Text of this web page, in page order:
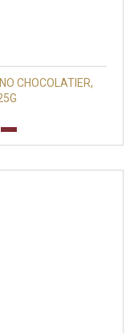
CHOCOLATIER,